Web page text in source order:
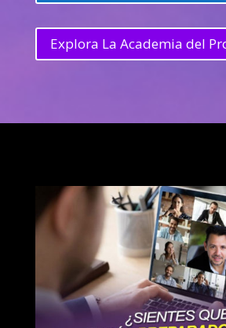
Explora La Academia del